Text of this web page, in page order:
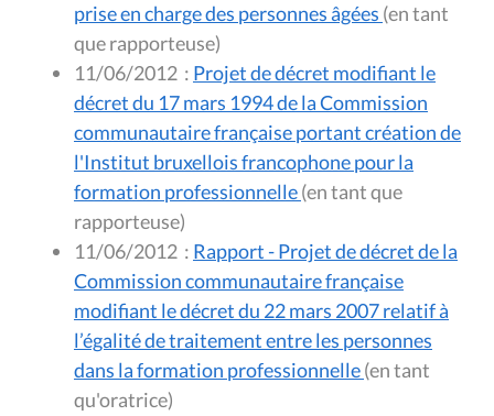
prise en charge des personnes âgées (en tant
que rapporteuse)
11/06/2012 : Projet de décret modifiant le
décret du 17 mars 1994 de la Commission
communautaire française portant création de
l'Institut bruxellois francophone pour la
formation professionnelle(en tant que
rapporteuse)
11/06/2012 : Rapport - Projet de décret de la
Commission communautaire française
modifiant le décret du 22 mars 2007 relatif à
l’égalité de traitement entre les personnes
dans la formation professionnelle(en tant
qu'oratrice)